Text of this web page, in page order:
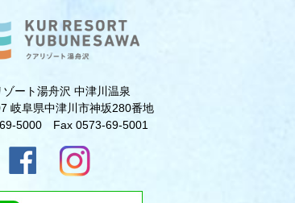
ゾート湯舟沢 中津川温泉
岐阜県中津川市神坂280番地
5000 Fax 0573-69-5001